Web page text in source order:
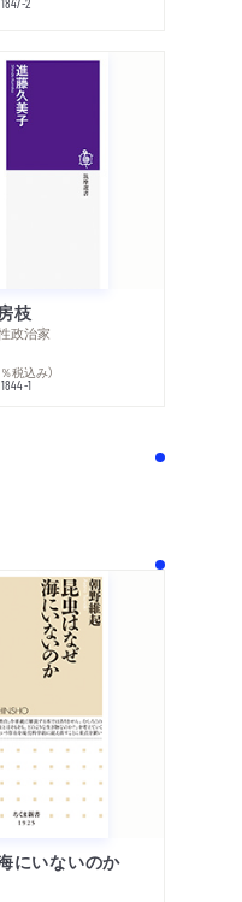
枝
政治家
％税込み）
1
にいないのか